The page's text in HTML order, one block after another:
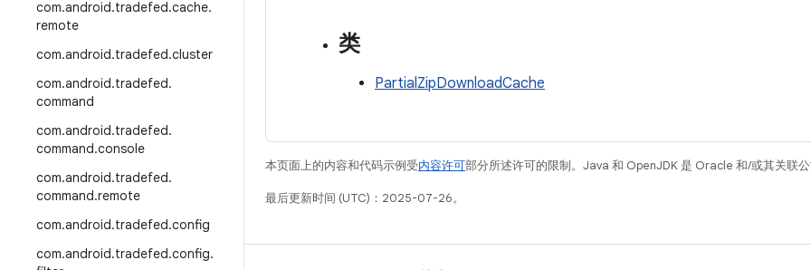
com.android.tradefed.cache.
remote
com.android.tradefed.cluster
com.android.tradefed.
command
com.android.tradefed.
command.console
com.android.tradefed.
command.remote
com.android.tradefed.config
com.android.tradefed.config.
类
PartialZipDownloadCache
本页面上的内容和代码示例受内容许可部分所述许可的限制。Java 和 OpenJDK 是 Oracle 和/或其关联
最后更新时间 (UTC)：2025-07-26。